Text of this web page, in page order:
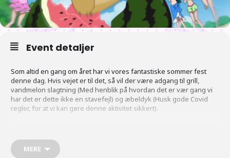
Event detaljer
Som altid en gang om året har vi vores fantastiske sommer fest
denne dag. Hvis vejet er til det, så vil der være adgang til grill,
vandmelon slagtning (Med henblik på hvordan det er vær gang vi
har det er dette ikke en stavefejl) og æbeldyk (Husk gode Covid
regler, for at vi kan gøre denne aktivitet sikkert).
Foreningen vil sørger for kuld til grillen samt dyppelse til pølsen.
Resten står i selv for.
MERE